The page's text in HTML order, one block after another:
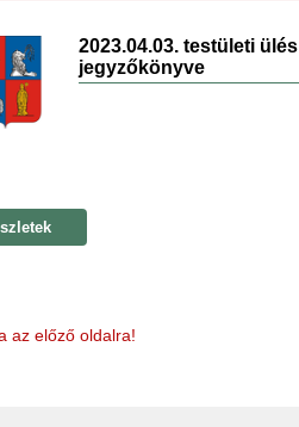
2023.04.03. testületi ülés
jegyzőkönyve
az előző oldalra!